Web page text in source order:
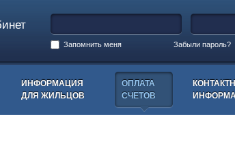
Запомнить меня Забыли пароль?
ИНФОРМАЦИЯ
ДЛЯ ЖИЛЬЦОВ
ОПЛАТА
СЧЕТОВ